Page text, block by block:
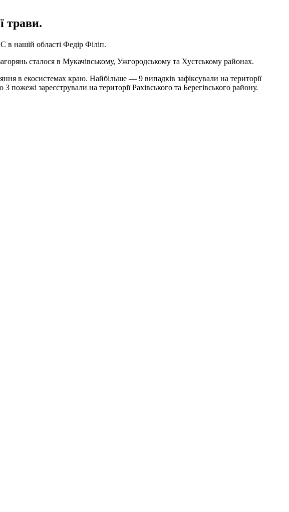
трави.
нашій області Федір Філіп.
сталося в Мукачівському, Ужгородському та Хустському районах.
в екосистемах краю. Найбільше — 9 випадків зафіксували на території
зареєстрували на території Рахівського та Берегівського району.